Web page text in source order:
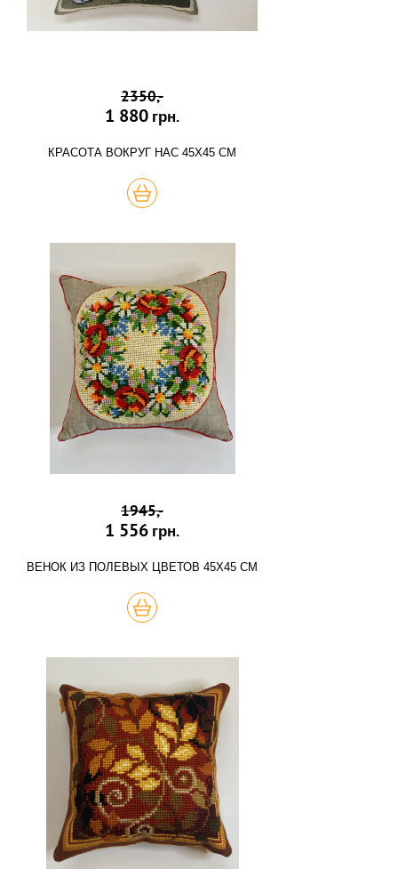
2350,-
1 880 грн.
КРАСОТА ВОКРУГ НАС 45Х45 СМ
КУПИТЬ
1945,-
1 556 грн.
ВЕНОК ИЗ ПОЛЕВЫХ ЦВЕТОВ 45Х45 СМ
КУПИТЬ